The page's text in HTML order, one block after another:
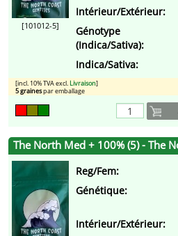
[101012-5]
Intérieur/Extérieur:
Génotype
(Indica/Sativa):
Indica/Sativa:
[incl. 10% TVA excl. Livraison]
5 grainespar emballage
The North Med + 100% (5) - The
Reg/Fem:
Génétique:
Intérieur/Extérieur: